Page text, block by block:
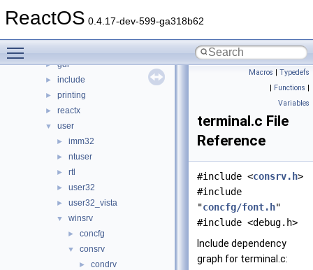
ReactOS 0.4.17-dev-599-ga318b62
► subsystems
► gdi
► include
► printing
► reactx
▼ user
► imm32
► ntuser
► rtl
► user32
► user32_vista
▼ winsrv
► concfg
▼ consrv
► condrv
Macros | Typedefs
| Functions |
Variables
terminal.c File
Reference
#include <consrv.h>
#include
"concfg/font.h"
#include <debug.h>
Include dependency
graph for terminal.c: